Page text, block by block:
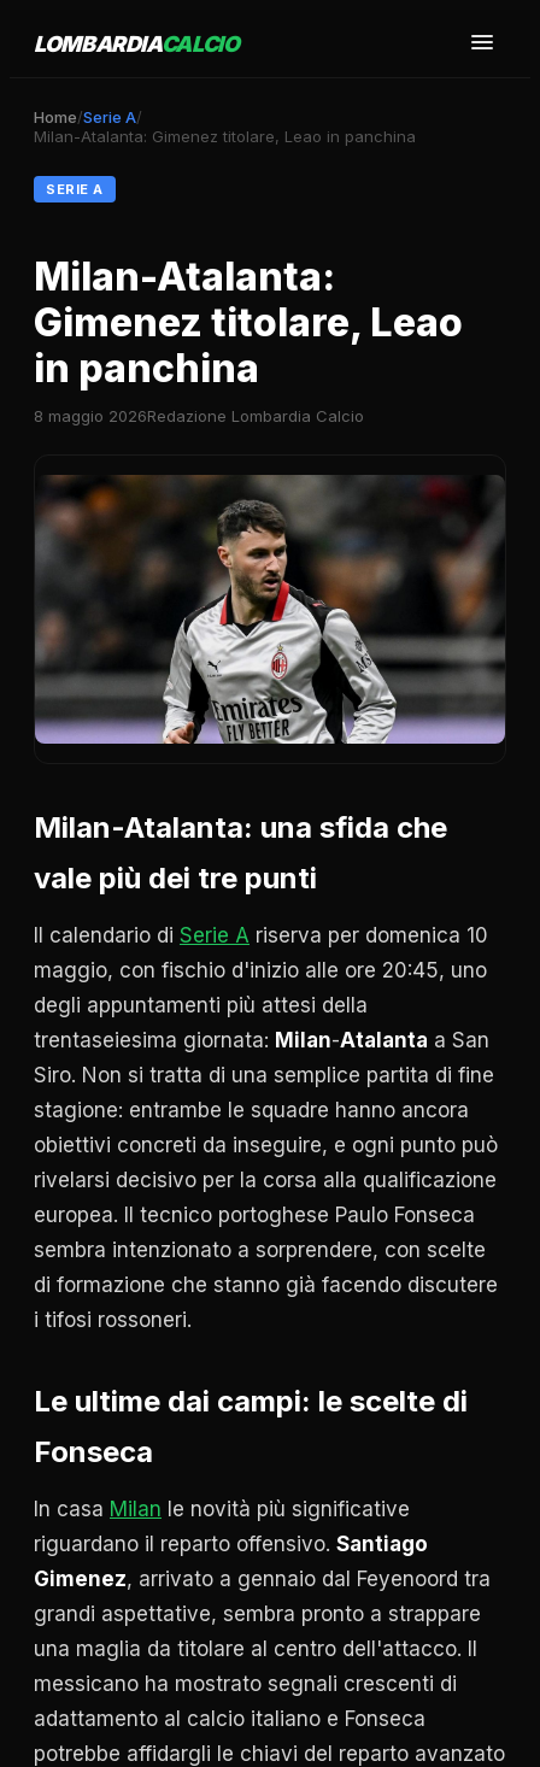
LOMBARDIACALCIO
Home/Serie A/
Milan-Atalanta: Gimenez titolare, Leao in panchina
SERIE A
Milan-Atalanta:
Gimenez titolare, Leao
in panchina
8 maggio 2026Redazione Lombardia Calcio
Milan-Atalanta: una sfida che
vale più dei tre punti
Il calendario di Serie A riserva per domenica 10
maggio, con fischio d'inizio alle ore 20:45, uno
degli appuntamenti più attesi della
trentaseiesima giornata: Milan-Atalanta a San
Siro. Non si tratta di una semplice partita di fine
stagione: entrambe le squadre hanno ancora
obiettivi concreti da inseguire, e ogni punto può
rivelarsi decisivo per la corsa alla qualificazione
europea. Il tecnico portoghese Paulo Fonseca
sembra intenzionato a sorprendere, con scelte
di formazione che stanno già facendo discutere
i tifosi rossoneri.
Le ultime dai campi: le scelte di
Fonseca
In casa Milan le novità più significative
riguardano il reparto offensivo. Santiago
Gimenez, arrivato a gennaio dal Feyenoord tra
grandi aspettative, sembra pronto a strappare
una maglia da titolare al centro dell'attacco. Il
messicano ha mostrato segnali crescenti di
adattamento al calcio italiano e Fonseca
potrebbe affidargli le chiavi del reparto avanzato